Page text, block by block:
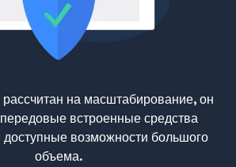
на масштабирование, он
встроенные средства
доступные возможности большого
объема.